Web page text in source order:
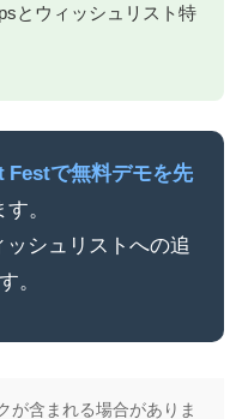
とウィッシュリスト特
Festで無料デモを先
。
ッシュリストへの追
。
が含まれる場合がありま